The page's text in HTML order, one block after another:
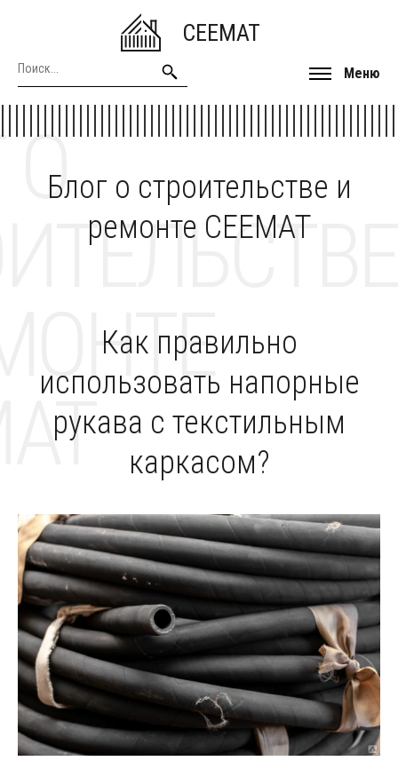
CEEMAT
Меню
Блог о строительстве и
ремонте CEEMAT
О
Как правильно
использовать напорные
рукава с текстильным
каркасом?